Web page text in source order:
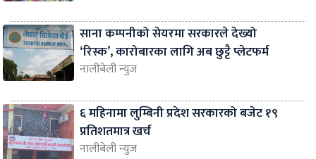
साना कम्पनीको सेयरमा सरकारले देख्यो
‘रिस्क’, कारोबारका लागि अब छुट्टै प्लेटफर्म
नालीबेली न्युज
६ महिनामा लुम्बिनी प्रदेश सरकारको बजेट १९
प्रतिशतमात्र खर्च
नालीबेली न्युज